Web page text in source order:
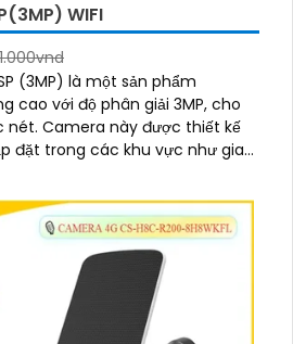
WIFI
(3MP) là một sản phẩm
cao với độ phân giải 3MP, cho
thiết kế
đặt trong các khu vực như gia